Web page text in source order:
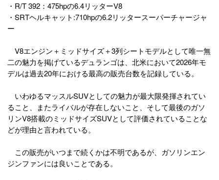
・R/T 392：475hpの6.4リッターV8
・SRTヘルキャット:710hpの6.2リッタースーパーチャージャ
ー
V8エンジン＋ミッドサイズ＋3列シートモデルとして唯一無
二の魅力を掲げているデュランゴは、北米において2026年モ
デルは過去20年における最高の販売台数を記録している。
いわゆるマッスルSUVとしての魅力が最大限発揮されてい
ること、またライバルが存在しないこと、そして最後のガソ
リンV8搭載のミッドサイズSUVとして評価されていることな
どが理由と言われている。
この販売がいつまで続くかは不明であるが、ガソリンエン
ジンファンには良いことである。